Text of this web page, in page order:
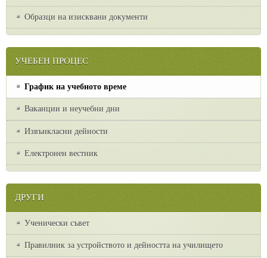
Образци на изисквани документи
УЧЕБЕН ПРОЦЕС
График на учебното време
Ваканции и неучебни дни
Извънкласни дейности
Електронен вестник
ДРУГИ
Ученически съвет
Правилник за устройството и дейността на училището